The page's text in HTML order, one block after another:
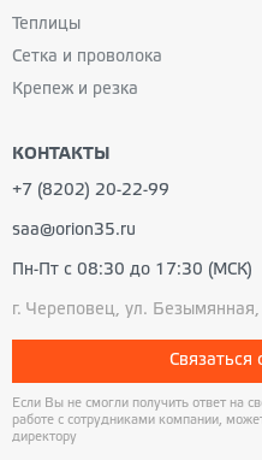
Теплицы
Сетка и проволока
Крепеж и резка
КОНТАКТЫ
+7 (8202) 20-22-99
saa@orion35.ru
Пн-Пт с 08:30 до 17:30 (МСК)
г. Череповец, ул.
Связаться
Если Вы не смогли получить ответ на
работе с сотрудниками компании,
директору